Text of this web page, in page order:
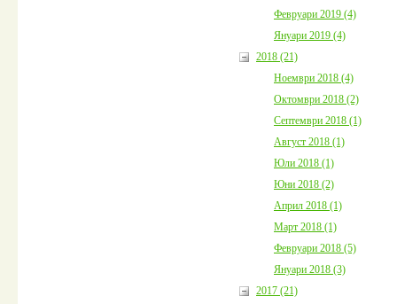
Февруари 2019 (4)
Януари 2019 (4)
2018 (21)
Ноември 2018 (4)
Октомври 2018 (2)
Септември 2018 (1)
Август 2018 (1)
Юли 2018 (1)
Юни 2018 (2)
Април 2018 (1)
Март 2018 (1)
Февруари 2018 (5)
Януари 2018 (3)
2017 (21)